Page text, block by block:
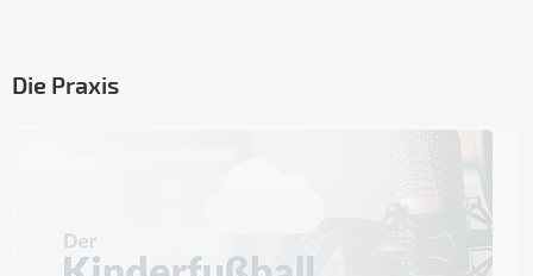
Die Praxis